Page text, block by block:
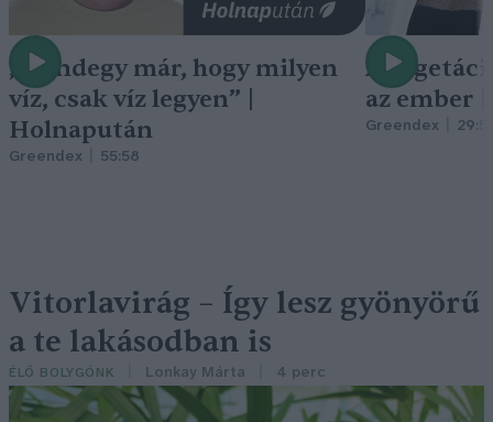
„Mindegy már, hogy milyen
víz, csak víz legyen” |
Holnapután
Greendex 55:58
A
az ember
Greendex
Vitorlavirág – Így lesz gyönyörű
a te lakásodban is
ÉLŐ BOLYGÓNK Lonkay Márta 4 perc